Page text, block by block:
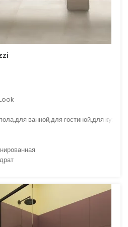
ванной,для гостиной,для кухни